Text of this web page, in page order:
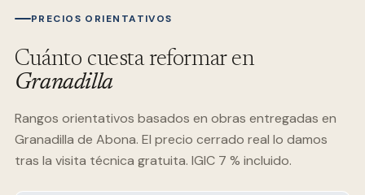
PRECIOS ORIENTATIVOS
Cuánto cuesta reformar en
Granadilla
Rangos orientativos basados en obras entregadas en
Granadilla de Abona. El precio cerrado real lo damos
tras la visita técnica gratuita. IGIC 7 % incluido.